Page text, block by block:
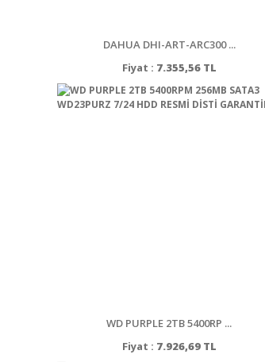
DAHUA DHI-ART-ARC300 ...
Fiyat : 7.355,56 TL
WD PURPLE 2TB 5400RP ...
Fiyat : 7.926,69 TL